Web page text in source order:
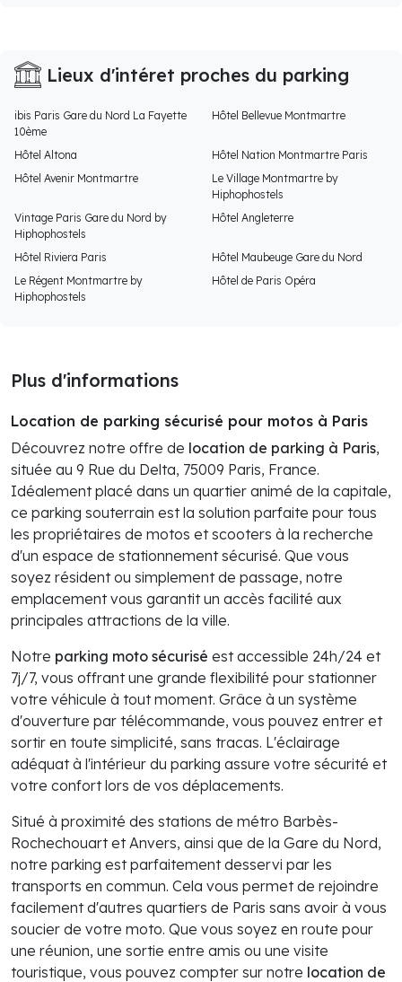
Lieux d'intéret proches du parking
ibis Paris Gare du Nord La Fayette
10ème
Hôtel Bellevue Montmartre
Hôtel Altona
Hôtel Nation Montmartre Paris
Hôtel Avenir Montmartre
Le Village Montmartre by
Hiphophostels
Vintage Paris Gare du Nord by
Hiphophostels
Hôtel Angleterre
Hôtel Riviera Paris
Hôtel Maubeuge Gare du Nord
Le Régent Montmartre by
Hiphophostels
Hôtel de Paris Opéra
Plus d'informations
Location de parking sécurisé pour motos à Paris
Découvrez notre offre de location de parking à Paris,
située au 9 Rue du Delta, 75009 Paris, France.
Idéalement placé dans un quartier animé de la capitale,
ce parking souterrain est la solution parfaite pour tous
les propriétaires de motos et scooters à la recherche
d'un espace de stationnement sécurisé. Que vous
soyez résident ou simplement de passage, notre
emplacement vous garantit un accès facilité aux
principales attractions de la ville.
Notre parking moto sécurisé est accessible 24h/24 et
7j/7, vous offrant une grande flexibilité pour stationner
votre véhicule à tout moment. Grâce à un système
d'ouverture par télécommande, vous pouvez entrer et
sortir en toute simplicité, sans tracas. L'éclairage
adéquat à l'intérieur du parking assure votre sécurité et
votre confort lors de vos déplacements.
Situé à proximité des stations de métro Barbès-
Rochechouart et Anvers, ainsi que de la Gare du Nord,
notre parking est parfaitement desservi par les
transports en commun. Cela vous permet de rejoindre
facilement d'autres quartiers de Paris sans avoir à vous
soucier de votre moto. Que vous soyez en route pour
une réunion, une sortie entre amis ou une visite
touristique, vous pouvez compter sur notre location de